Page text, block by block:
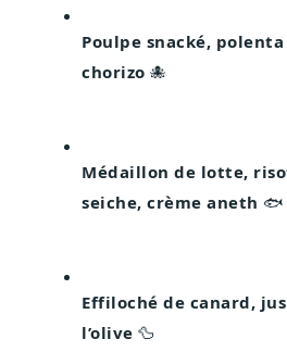
Poulpe snacké,
chorizo 🐙
Médaillon de lotte,
seiche, crème aneth 🐟
Effiloché de canard,
l’olive 🦆